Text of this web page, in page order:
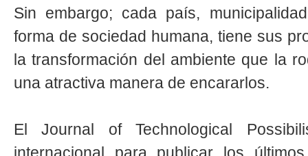
Sin embargo; cada país,
forma de sociedad humana, tiene sus
la transformación del ambiente que la
una atractiva manera de encararlos.
El Journal of Technological